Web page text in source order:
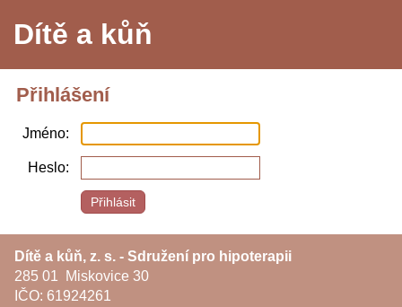
Dítě a kůň
Přihlášení
Jméno
Heslo
Dítě a kůň, z. s. - Sdružení pro hipoterapii
285 01 Miskovice 30
IČO: 61924261